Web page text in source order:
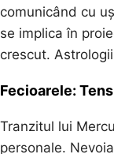
comunicând cu
se implica în
crescut.
Fecioarele:
Tranzitul lui
personale.